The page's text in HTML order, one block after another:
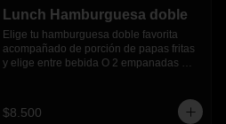
Lunch Hamburguesa doble
Elige tu hamburguesa doble favorita
acompañado de porción de papas fritas
y elige entre bebida O 2 empanadas
$8.500